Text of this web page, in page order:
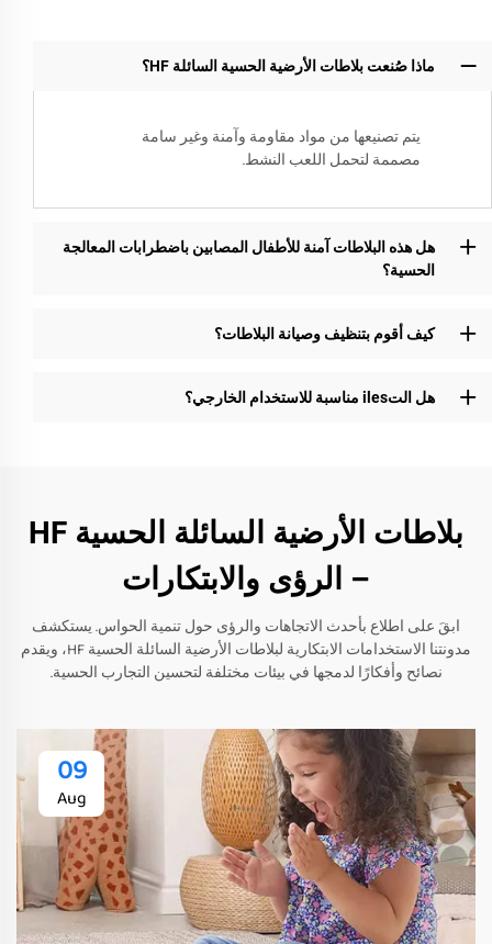
ماذا صُنعت بلاطات الأرضية الحسية السائلة HF؟
يتم تصنيعها من مواد مقاومة وآمنة وغير سامة
مصممة لتحمل اللعب النشط.
هل هذه البلاطات آمنة للأطفال المصابين باضطرابات المعالجة
الحسية؟
كيف أقوم بتنظيف وصيانة البلاطات؟
هل التiles مناسبة للاستخدام الخارجي؟
بلاطات الأرضية السائلة الحسية HF
– الرؤى والابتكارات
ابقَ على اطلاع بأحدث الاتجاهات والرؤى حول تنمية الحواس. يستكشف
مدونتنا الاستخدامات الابتكارية لبلاطات الأرضية السائلة الحسية HF، ويقدم
نصائح وأفكارًا لدمجها في بيئات مختلفة لتحسين التجارب الحسية.
09
Aug